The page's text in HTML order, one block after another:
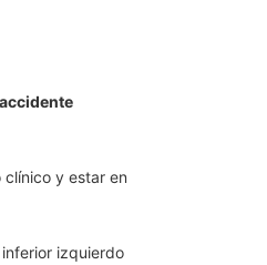
y estar en
izquierdo